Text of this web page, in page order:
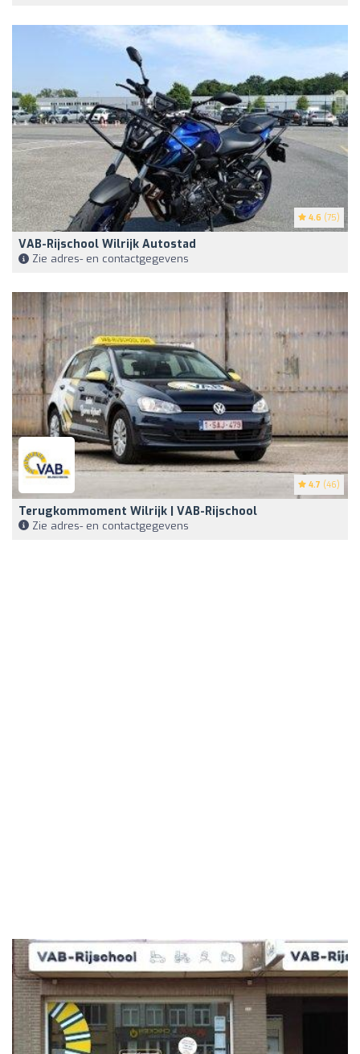
4.6 (75)
VAB-Rijschool Wilrijk Autostad
Zie adres- en contactgegevens
4.7 (46)
Terugkommoment Wilrijk | VAB-Rijschool
Zie adres- en contactgegevens